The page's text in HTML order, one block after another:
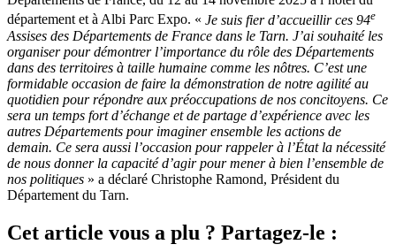
département et à Albi Parc Expo. « Je suis fier d’accueillir ces 94e
Assises des Départements de France dans le Tarn. J’ai souhaité les
organiser pour démontrer l’importance du rôle des Départements
dans des territoires à taille humaine comme les nôtres. C’est une
formidable occasion de faire la démonstration de notre agilité au
quotidien pour répondre aux préoccupations de nos concitoyens. Ce
sera un temps fort d’échange et de partage d’expérience avec les
autres Départements pour imaginer ensemble les actions de
demain. Ce sera aussi l’occasion pour rappeler à l’État la nécessité
de nous donner la capacité d’agir pour mener à bien l’ensemble de
nos politiques » a déclaré Christophe Ramond, Président du
Département du Tarn.
Cet article vous a plu ? Partagez-le :